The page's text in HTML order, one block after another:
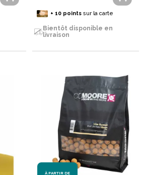
+ 10pointssur la carte
Bientôt disponible en
livraison
À PARTIR DE